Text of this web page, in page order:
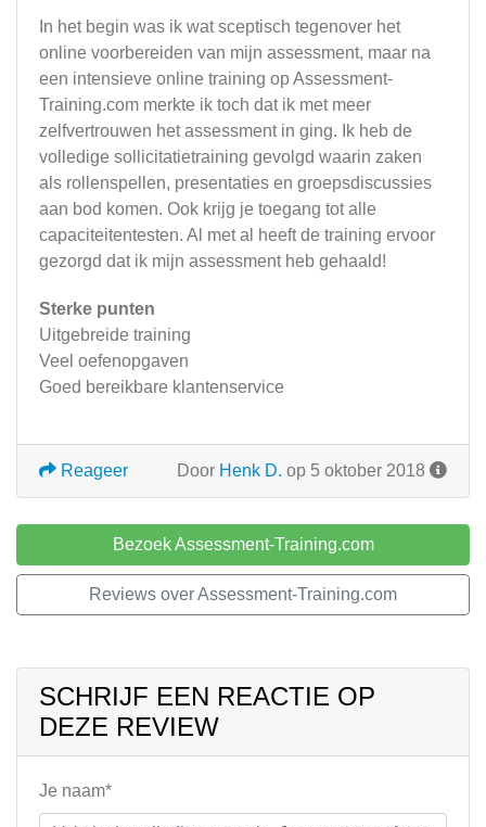
In het begin was ik wat sceptisch tegenover het
online voorbereiden van mijn assessment, maar na
een intensieve online training op Assessment-
Training.com merkte ik toch dat ik met meer
zelfvertrouwen het assessment in ging. Ik heb de
volledige sollicitatietraining gevolgd waarin zaken
als rollenspellen, presentaties en groepsdiscussies
aan bod komen. Ook krijg je toegang tot alle
capaciteitentesten. Al met al heeft de training ervoor
gezorgd dat ik mijn assessment heb gehaald!
Sterke punten
Uitgebreide training
Veel oefenopgaven
Goed bereikbare klantenservice
Door Henk D. op 5 oktober 2018
Reageer
Bezoek Assessment-Training.com
Reviews over Assessment-Training.com
SCHRIJF EEN REACTIE OP
DEZE REVIEW
Je naam*